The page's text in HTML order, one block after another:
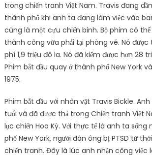
trong chiến tranh Việt Nam. Travis đang
thành phố khi anh ta đang làm việc vào
cũng là một cựu chiến binh. Bộ phim có
thành công vừa phải tại phòng vé. Nó được
phí 1,9 triệu đô la. Nó đã kiếm được hơn 28
Phim bắt đầu quay ở thành phố New York
1975.
Phim bắt đầu với nhân vật Travis Bickle.
tuổi và đã được thả trong Chiến tranh Việt
lục chiến Hoa Kỳ. Với thực tế là anh ta
phố New York, người đàn ông bị PTSD từ
chiến tranh. Đây là lúc anh nhận công việc